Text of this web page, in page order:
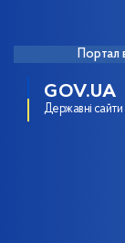
Портал
GOV.UA
Державні сайти